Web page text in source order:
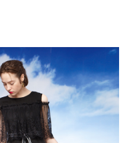
戶可立即使用無須另外申請。
立後會自動跳轉到大哥付的交易
、繳款截止日，確認付款後即完
後續交易確認頁面所載為準。
遇審核未通過，訂單將自動取
達大哥付你分期系統評分，恕無
」的支付方式。 讓您購物簡單
儲值。
結帳。
。